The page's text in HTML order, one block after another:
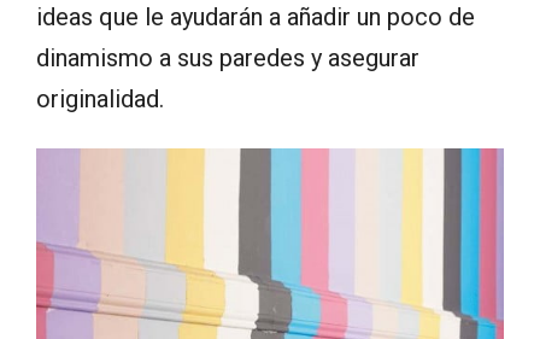
ideas que le ayudarán a añadir un poco de
dinamismo a sus paredes y asegurar
originalidad.